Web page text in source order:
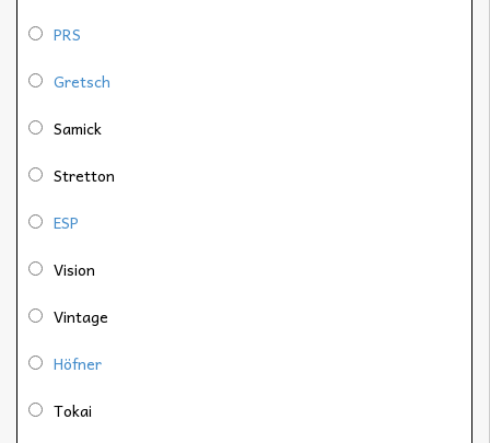
PRS
Gretsch
Samick
Stretton
ESP
Vision
Vintage
Höfner
Tokai